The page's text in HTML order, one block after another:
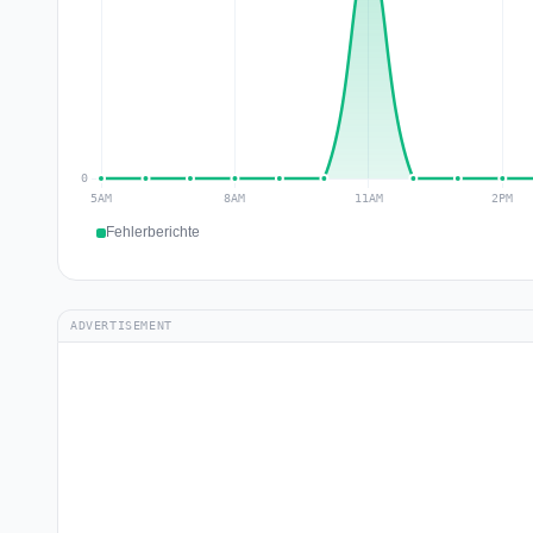
Fehlerberichte
ADVERTISEMENT